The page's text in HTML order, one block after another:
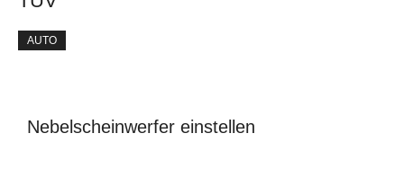
AUTO
Nebelscheinwerfer einstellen